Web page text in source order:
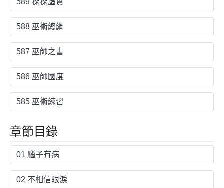
589 探探虛實
588 巫術總綱
587 巫師之書
586 巫師國度
585 巫術練習
章節目錄
01 腦子有病
02 不相信眼淚